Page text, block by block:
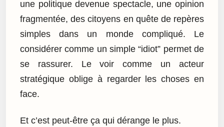
une politique devenue spectacle, une opinion
fragmentée, des citoyens en quête de repères
simples dans un monde compliqué. Le
considérer comme un simple “idiot” permet de
se rassurer. Le voir comme un acteur
stratégique oblige à regarder les choses en
face.
Et c’est peut-être ça qui dérange le plus.